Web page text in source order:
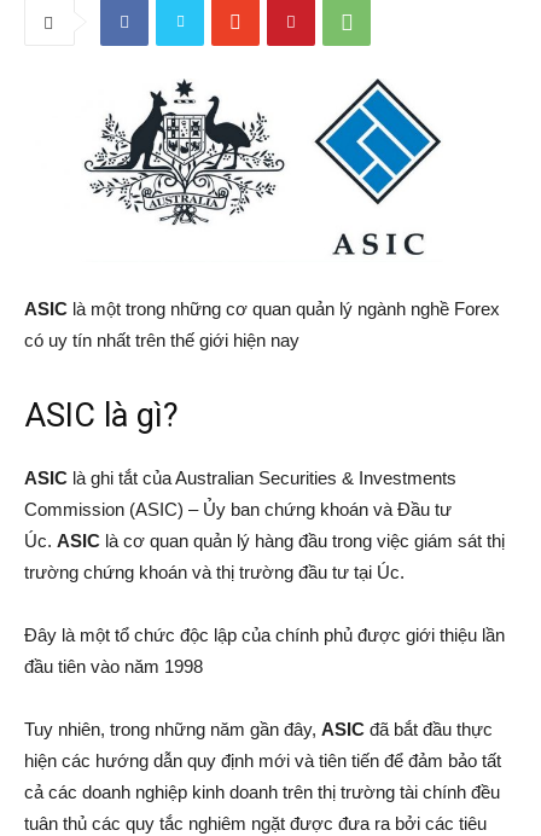
ASIC là một trong những cơ quan quản lý ngành nghề Forex
có uy tín nhất trên thế giới hiện nay
ASIC là gì?
ASIC là ghi tắt của Australian Securities & Investments
Commission (ASIC) – Ủy ban chứng khoán và Đầu tư
Úc. ASIC là cơ quan quản lý hàng đầu trong việc giám sát thị
trường chứng khoán và thị trường đầu tư tại Úc.
Đây là một tổ chức độc lập của chính phủ được giới thiệu lần
đầu tiên vào năm 1998
Tuy nhiên, trong những năm gần đây, ASIC đã bắt đầu thực
hiện các hướng dẫn quy định mới và tiên tiến để đảm bảo tất
cả các doanh nghiệp kinh doanh trên thị trường tài chính đều
tuân thủ các quy tắc nghiêm ngặt được đưa ra bởi các tiêu